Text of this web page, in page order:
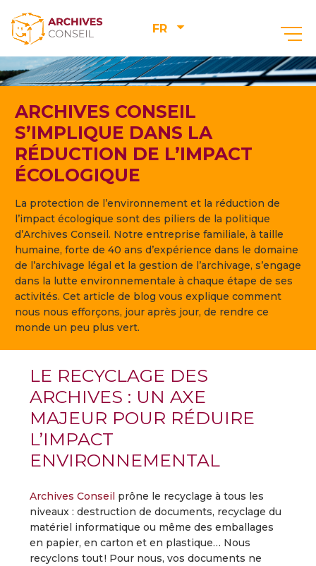
FR
ARCHIVES CONSEIL
S’IMPLIQUE DANS LA
RÉDUCTION DE L’IMPACT
ÉCOLOGIQUE
La protection de l’environnement et la réduction de
l’impact écologique sont des piliers de la politique
d’Archives Conseil. Notre entreprise familiale, à taille
humaine, forte de 40 ans d’expérience dans le domaine
de l’archivage légal et la gestion de l’archivage, s’engage
dans la lutte environnementale à chaque étape de ses
activités. Cet article de blog vous explique comment
nous nous efforçons, jour après jour, de rendre ce
monde un peu plus vert.
LE RECYCLAGE DES
ARCHIVES : UN AXE
MAJEUR POUR RÉDUIRE
L’IMPACT
ENVIRONNEMENTAL
Archives Conseil prône le recyclage à tous les
niveaux : destruction de documents, recyclage du
matériel informatique ou même des emballages
en papier, en carton et en plastique… Nous
recyclons tout ! Pour nous, vos documents ne